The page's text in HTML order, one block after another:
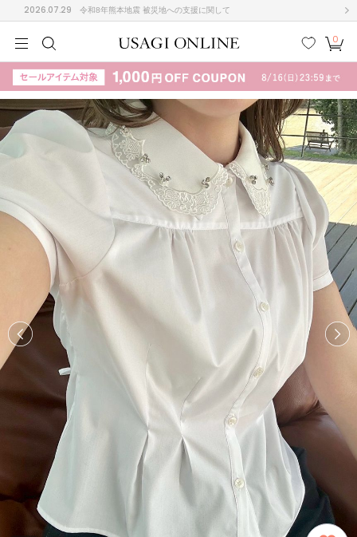
2026.07.29 令和8年熊本地震 被災地への支援に関して
検索
お気
に入
カー
ト
0
KIDSBABYBEAUTYLIFE STYLE
(708)
(3024)
(561)
ームウェア (541)
(121)
リー (655)
KIDSBABYBEAUTYLIFE STYLE
D E
M
P S T U
X
ACYM
アシーム
adidas by Stella McCartney
アディダス バイ ステラマッカートニー
ALLISON BROWN
アリソンブラウン
amabro
アマブロ